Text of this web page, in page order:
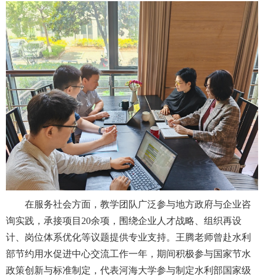
在服务社会方面，教学团队广泛参与地方政府与企业咨
询实践，承接项目 20余项，围绕企业人才战略、组织再设
计、岗位体系优化等议题提供专业支持。王腾老师曾赴水利
部节约用水促进中心交流工作一年，期间积极参与国家节水
政策创新与标准制定 ， 代表河海大学参与制定水利部国家级